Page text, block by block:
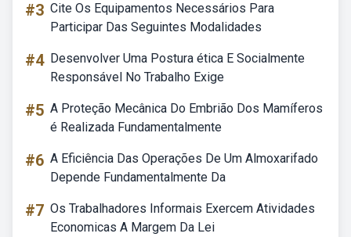
#3 Cite Os Equipamentos Necessários Para
Participar Das Seguintes Modalidades
#4 Desenvolver Uma Postura ética E Socialmente
Responsável No Trabalho Exige
#5 A Proteção Mecânica Do Embrião Dos Mamíferos
é Realizada Fundamentalmente
#6 A Eficiência Das Operações De Um Almoxarifado
Depende Fundamentalmente Da
#7 Os Trabalhadores Informais Exercem Atividades
Economicas A Margem Da Lei